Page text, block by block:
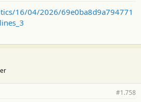
16/04/2026/69e0ba8d9a794771
#1.758